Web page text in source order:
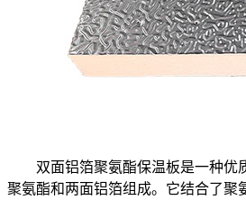
双面铝箔聚氨酯保温板是一种优
聚氨酯和两面铝箔组成。它结合了聚